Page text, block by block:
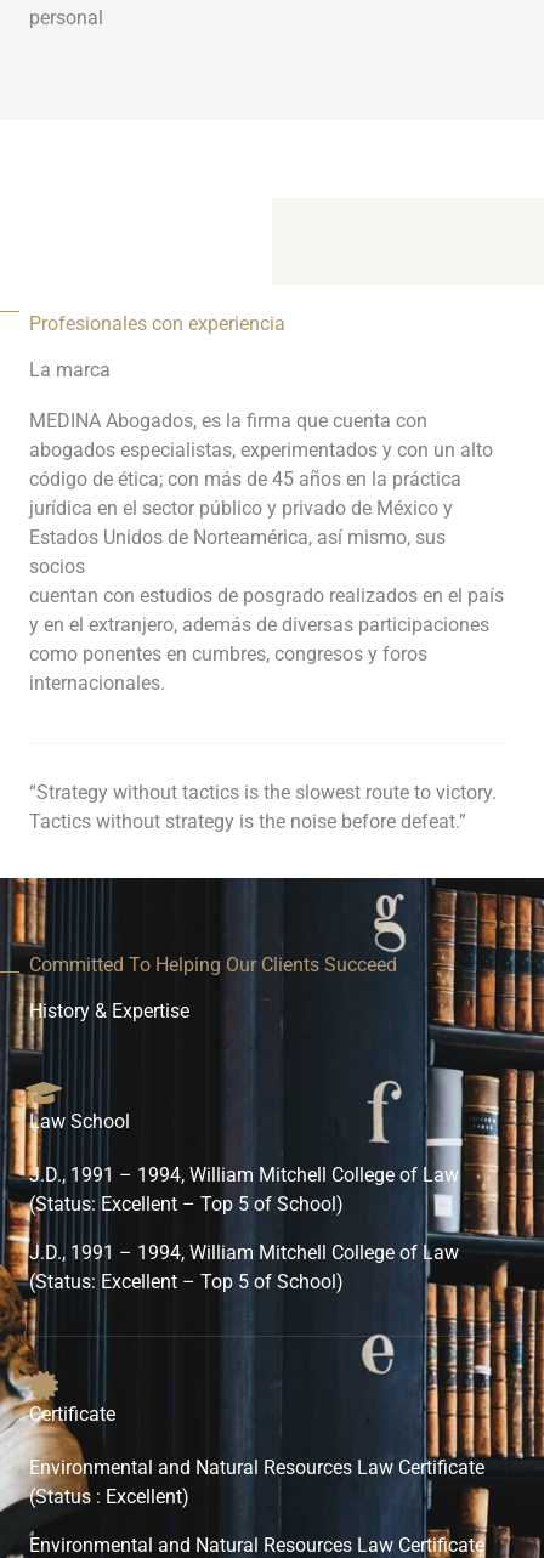
personal
Profesionales con experiencia
La marca
MEDINA Abogados, es la firma que cuenta con
abogados especialistas, experimentados y con un alto
código de ética; con más de 45 años en la práctica
jurídica en el sector público y privado de México y
Estados Unidos de Norteamérica, así mismo, sus
socios
cuentan con estudios de posgrado realizados en el país
y en el extranjero, además de diversas participaciones
como ponentes en cumbres, congresos y foros
internacionales.
“Strategy without tactics is the slowest route to victory.
Tactics without strategy is the noise before defeat.”
Committed To Helping Our Clients Succeed
History & Expertise
Law School
J.D., 1991 – 1994, William Mitchell College of Law
(Status: Excellent – Top 5 of School)
J.D., 1991 – 1994, William Mitchell College of Law
(Status: Excellent – Top 5 of School)
Certificate
Environmental and Natural Resources Law Certificate
(Status : Excellent)
Environmental and Natural Resources Law Certificate